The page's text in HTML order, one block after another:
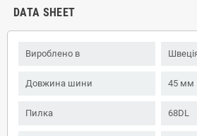
DATA SHEET
Вироблено в
Довжина шини 45 мм
Пилка 68DL